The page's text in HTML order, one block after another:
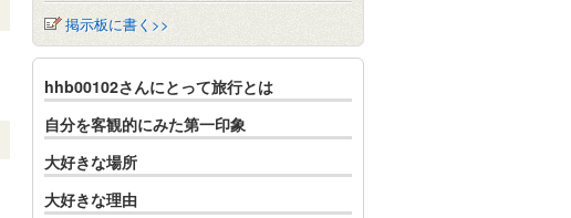
掲示板に書く>>
hhb00102さんにとって旅行とは
自分を客観的にみた第一印象
大好きな場所
大好きな理由